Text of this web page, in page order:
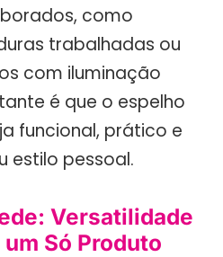
como
trabalhadas ou
com iluminação
é que o espelho
funcional, prático e
estilo pessoal.
Versatilidade
Só Produto